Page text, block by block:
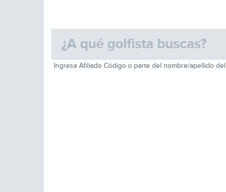
Ingresa Afiliado Código o parte del nombre/apellido